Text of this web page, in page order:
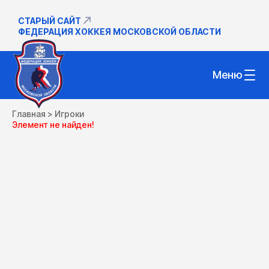
СТАРЫЙ САЙТ
ФЕДЕРАЦИЯ ХОККЕЯ МОСКОВСКОЙ ОБЛАСТИ
Меню
Главная > Игроки
Элемент не найден!